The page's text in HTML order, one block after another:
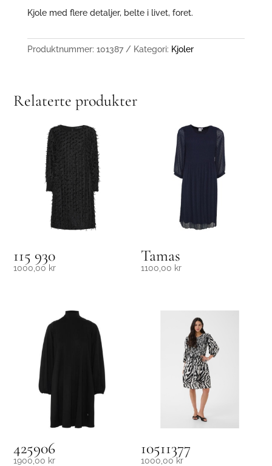
Kjole med flere detaljer, belte i livet, foret.
Produktnummer: 101387 Kategori: Kjoler
Relaterte produkter
115 930
1000,00 kr
Tamas
1100,00 kr
425906
1900,00 kr
10511377
1000,00 kr